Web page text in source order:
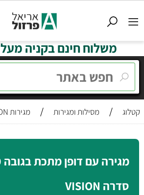
משלוח חינם בקניה מעל 399 ש"ח
קטלוג / מסילות ומגירות / מגירות VISION דומסיל
סדרה VISION